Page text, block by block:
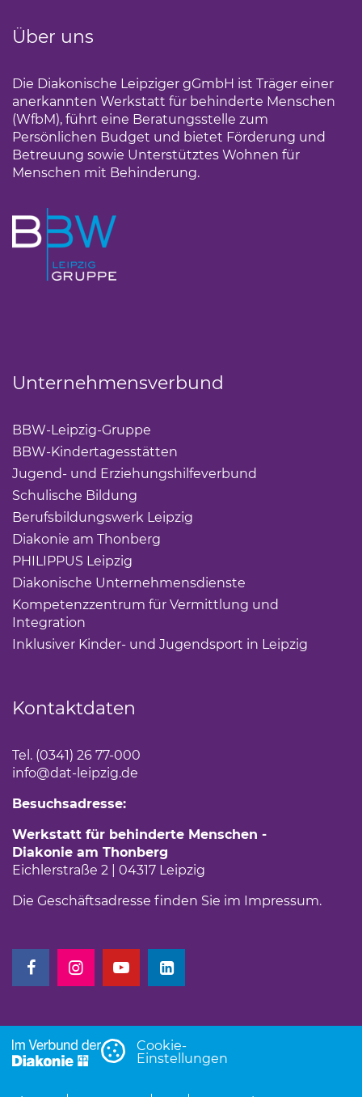
Über uns
Die Diakonische Leipziger gGmbH ist Träger einer
anerkannten Werkstatt für behinderte Menschen
(WfbM), führt eine Beratungsstelle zum
Persönlichen Budget und bietet Förderung und
Betreuung sowie Unterstütztes Wohnen für
Menschen mit Behinderung.
Unternehmensverbund
BBW-Leipzig-Gruppe
BBW-Kindertagesstätten
Jugend- und Erziehungshilfeverbund
Schulische Bildung
Berufsbildungswerk Leipzig
Diakonie am Thonberg
PHILIPPUS Leipzig
Diakonische Unternehmensdienste
Kompetenzzentrum für Vermittlung und
Integration
Inklusiver Kinder- und Jugendsport in Leipzig
Kontaktdaten
Tel. (0341) 26 77-000
info@dat-leipzig.de
Besuchsadresse:
Werkstatt für behinderte Menschen -
Diakonie am Thonberg
Eichlerstraße 2 | 04317 Leipzig
Die Geschäftsadresse finden Sie im Impressum.
(Link öffnet einen neuen Tab)
(Link öffnet einen neuen Tab)
(Link öffnet einen neuen Tab)
(Link öffnet einen neuen Tab)
Cookie-
Einstellungen